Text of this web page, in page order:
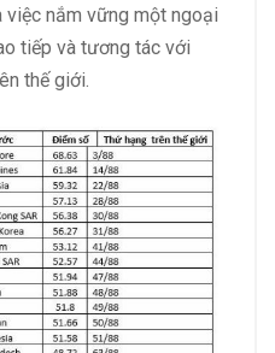
việc nắm vững một ngoại
tiếp và tương tác với
thế giới.